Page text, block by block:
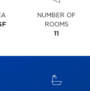
NUMBER OF
ROOMS
11